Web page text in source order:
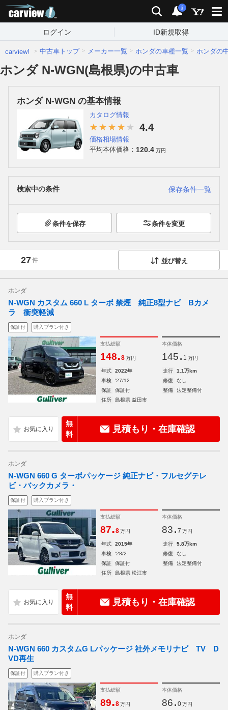
検索 通知
i
ログイン ID新規取得
carview! 中古車トップ メーカー一覧 ホンダの車種一覧 ホンダの
ホンダ N-WGN(島根県)の中古車
ホンダ N-WGN の基本情報
カタログ情報
4.4
価格相場情報
平均本体価格： 120.4 万円
検索中の条件 保存条件一覧
条件を保存 条件を変更
27件 並び替え
ホンダ
N-WGN カスタム 660 L ターボ 禁煙 純正8型ナビ Bカメ
ラ 衝突軽減
保証付 購入プラン付き
支払総額
148.8 万円
本体価格
145. 1 万円
年式 2022年 走行
1.1万km
車検
'27/12 修復
なし
保証
保証付 整備
法定整備付
住所
島根県 益田市
無
料
見積もり・在庫確認
ホンダ
N-WGN 660 G ターボパッケージ 純正ナビ・フルセグテレ
ビ・バックカメラ・
保証付 購入プラン付き
支払総額
87.8 万円
本体価格
83. 7 万円
年式 2015年 走行
5.8万km
車検
'28/2 修復
なし
保証
保証付 整備
法定整備付
住所
島根県 松江市
無
料
見積もり・在庫確認
ホンダ
N-WGN 660 カスタムG Lパッケージ 社外メモリナビ TV D
VD再生
保証付 購入プラン付き
支払総額
89.8 万円
本体価格
86. 0 万円